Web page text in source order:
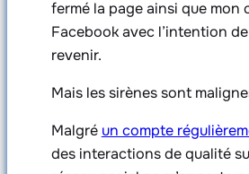
fermé la page ainsi que mon
Facebook avec l’intention
revenir.
Mais les sirènes sont
Malgré un compte
des interactions de qualité